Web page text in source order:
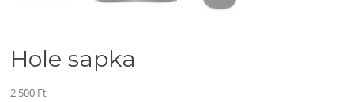
Hole sapka
2 500 Ft